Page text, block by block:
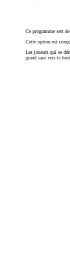
Ce programme sert
Cette option est
Les joueurs qui se
grand saut vers le